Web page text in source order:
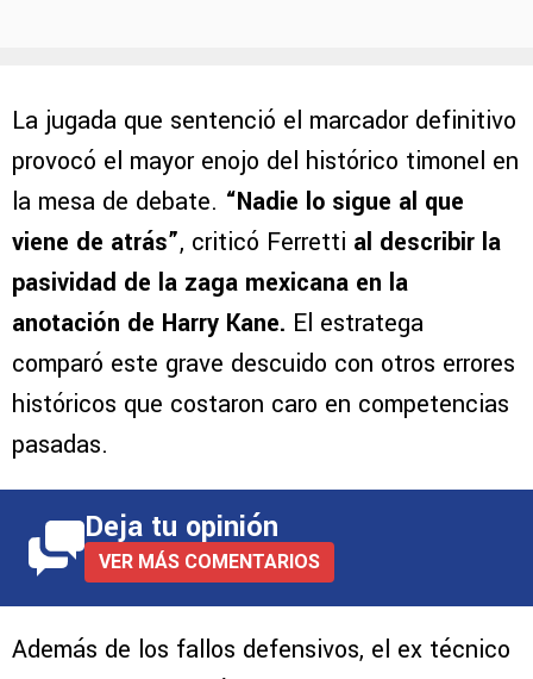
La jugada que sentenció el marcador definitivo
provocó el mayor enojo del histórico timonel en
la mesa de debate. “Nadie lo sigue al que
viene de atrás”, criticó Ferretti al describir la
pasividad de la zaga mexicana en la
anotación de Harry Kane. El estratega
comparó este grave descuido con otros errores
históricos que costaron caro en competencias
pasadas.
Deja tu opinión
VER MÁS COMENTARIOS
Además de los fallos defensivos, el ex técnico